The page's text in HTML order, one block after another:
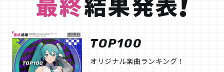
REMIX
踊ってみた
歌ってみた
TOP100
オリジナル楽曲ランキング！